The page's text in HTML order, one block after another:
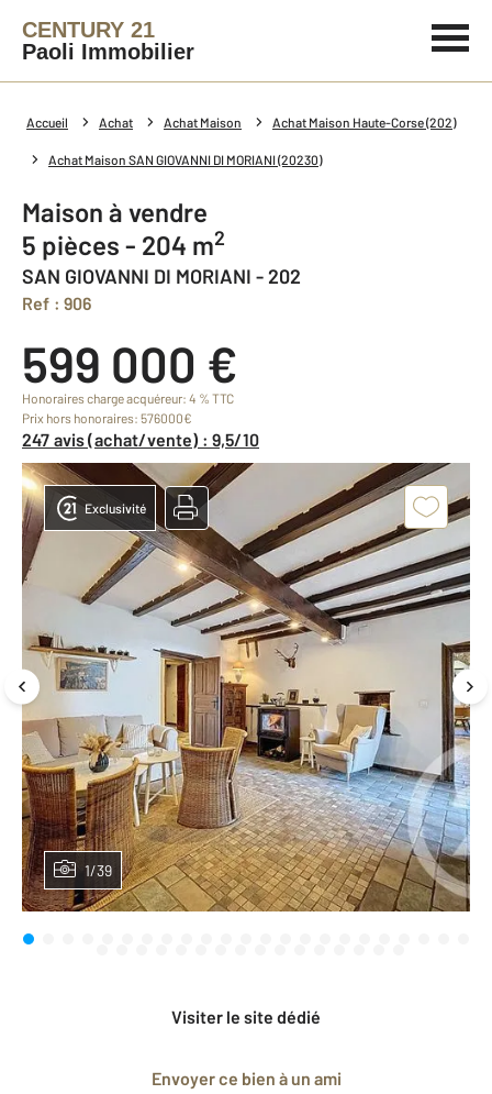
CENTURY 21
Paoli Immobilier
Accueil Achat Achat Maison Achat Maison Haute-Corse (202)
Achat Maison SAN GIOVANNI DI MORIANI (20230)
Maison à vendre
5 pièces - 204 m2
SAN GIOVANNI DI MORIANI - 202
Ref : 906
599 000 €
Honoraires charge acquéreur: 4 % TTC
Prix hors honoraires: 576000€
247 avis (achat/vente) : 9,5/10
1/39
Exclusivité
Visiter le site dédié
Envoyer ce bien à un ami